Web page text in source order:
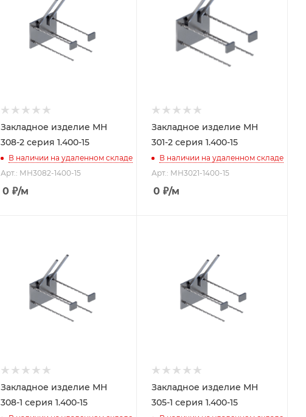
Закладное изделие МН
308-2 серия 1.400-15
В наличии на удаленном складе
Арт.: МН3082-1400-15
0₽/м
Закладное изделие МН
301-2 серия 1.400-15
В наличии на удаленном складе
Арт.: МН3021-1400-15
0₽/м
Закладное изделие МН
308-1 серия 1.400-15
Закладное изделие МН
305-1 серия 1.400-15